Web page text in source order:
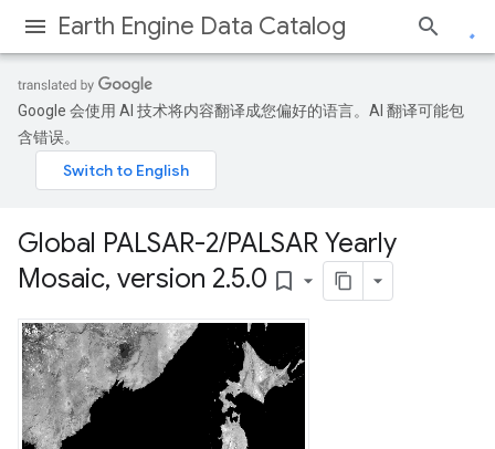
Earth Engine Data Catalog
Google 会使用 AI 技术将内容翻译成您偏好的语言。AI 翻译可能包
含错误。
Global PALSAR-2/PALSAR Yearly
Mosaic, version 2.5.0 bookmark_border